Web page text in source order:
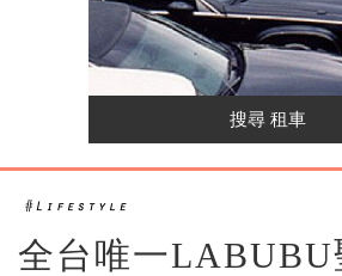
全台唯一LABUBU